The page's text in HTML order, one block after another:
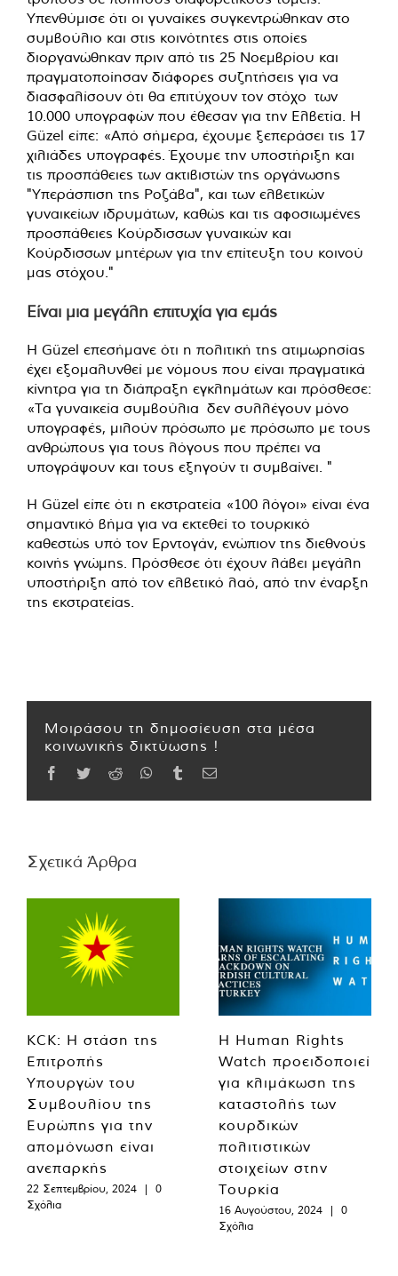
Υπενθύμισε ότι οι γυναίκες συγκεντρώθηκαν στο
συμβούλιο και στις κοινότητες στις οποίες
διοργανώθηκαν πριν από τις 25 Νοεμβρίου και
πραγματοποίησαν διάφορες συζητήσεις για να
διασφαλίσουν ότι θα επιτύχουν τον στόχο των
10.000 υπογραφών που έθεσαν για την Ελβετία. Η
Güzel είπε: «Από σήμερα, έχουμε ξεπεράσει τις 17
χιλιάδες υπογραφές. Έχουμε την υποστήριξη και
τις προσπάθειες των ακτιβιστών της οργάνωσης
"Υπεράσπιση της Ροζάβα", και των ελβετικών
γυναικείων ιδρυμάτων, καθώς και τις αφοσιωμένες
προσπάθειες Κούρδισσων γυναικών και
Κούρδισσων μητέρων για την επίτευξη του κοινού
μας στόχου."
Είναι μια μεγάλη επιτυχία για εμάς
Η Güzel επεσήμανε ότι η πολιτική της ατιμωρησίας
έχει εξομαλυνθεί με νόμους που είναι πραγματικά
κίνητρα για τη διάπραξη εγκλημάτων και πρόσθεσε:
«Τα γυναικεία συμβούλια δεν συλλέγουν μόνο
υπογραφές, μιλούν πρόσωπο με πρόσωπο με τους
ανθρώπους για τους λόγους που πρέπει να
υπογράψουν και τους εξηγούν τι συμβαίνει. "
Η Güzel είπε ότι η εκστρατεία «100 λόγοι» είναι ένα
σημαντικό βήμα για να εκτεθεί το τουρκικό
καθεστώς υπό τον Ερντογάν, ενώπιον της διεθνούς
κοινής γνώμης. Πρόσθεσε ότι έχουν λάβει μεγάλη
υποστήριξη από τον ελβετικό λαό, από την έναρξη
της εκστρατείας.
Μοιράσου τη δημοσίευση στα μέσα
κοινωνικής δικτύωσης !
Facebook
TwitterReddit WhatsApp
TumblrEmail
Σχετικά Άρθρα
KCK: Η στάση της
Επιτροπής
Υπουργών του
Συμβουλίου της
Ευρώπης για την
απομόνωση είναι
ανεπαρκής
22 Σεπτεμβρίου, 2024 |
0
Σχόλια
Η Human Rights
Watch προειδοποιεί
για κλιμάκωση της
καταστολής των
κουρδικών
πολιτιστικών
στοιχείων στην
Τουρκία
16 Αυγούστου, 2024 |
0
Σχόλια